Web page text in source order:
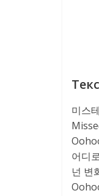
미스
어디
넌 변